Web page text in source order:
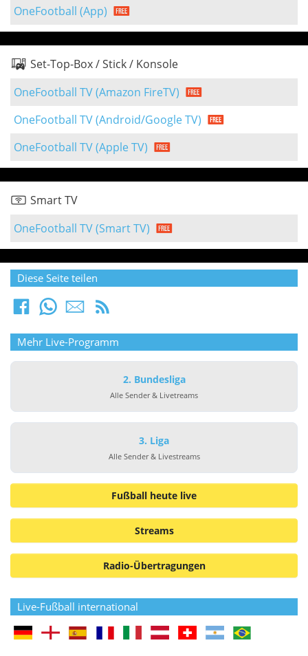
OneFootball (App)
Set-Top-Box / Stick / Konsole
OneFootball TV (Amazon FireTV)
OneFootball TV (Android/Google TV)
OneFootball TV (Apple TV)
Smart TV
OneFootball TV (Smart TV)
Diese Seite teilen
Mehr Live-Programm
2. Bundesliga
Alle Sender & Livetreams
3. Liga
Alle Sender & Livestreams
Fußball heute live
Streams
Radio-Übertragungen
Live-Fußball international